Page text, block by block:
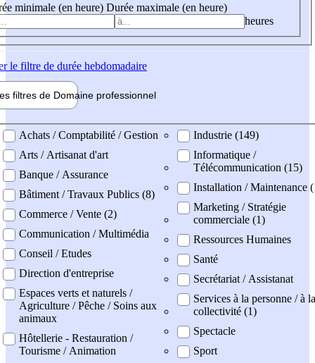
minimale (en heure) Durée maximale (en heure)
heures
le filtre de durée hebdomadaire
filtres de Domaine professionnel
professionel
Achats / Comptabilité / Gestion
Arts / Artisanat d'art
Banque / Assurance
Bâtiment / Travaux Publics (8)
Commerce / Vente (2)
Communication / Multimédia
Conseil / Etudes
Direction d'entreprise
Espaces verts et naturels /
Agriculture / Pêche / Soins aux
animaux
Hôtellerie - Restauration /
Tourisme / Animation
Industrie (149)
Informatique /
Télécommunication (15)
Installation / Maintenance
Marketing / Stratégie
commerciale (1)
Ressources Humaines
Santé
Secrétariat / Assistanat
Services à la personne / à la
collectivité (1)
Spectacle
Sport